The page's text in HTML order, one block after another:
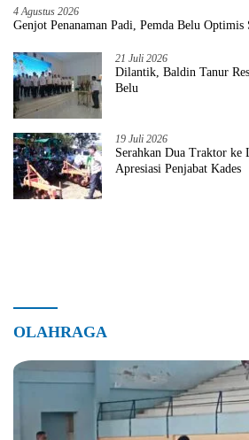
4 Agustus 2026
Genjot Penanaman Padi, Pemda Belu Optimis
21 Juli 2026
Dilantik, Baldin Tanur
Belu
19 Juli 2026
Serahkan Dua Traktor ke
Apresiasi Penjabat Kades
OLAHRAGA